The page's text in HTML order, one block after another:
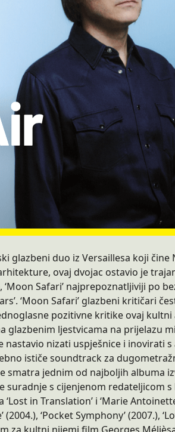
glazbeni duo iz Versaillesa koji
ovaj dvojac ostavio je
Safari’ najprepoznatljiviji po
‘Moon Safari’ glazbeni kritičari
pozitivne kritike ovaj
glazbenim ljestvicama na prijelazu
nastavio nizati uspješnice i inovirati
ističe soundtrack za
smatra jednim od najboljih albuma
suradnje s cijenjenom redateljicom
‘Lost in Translation’ i ‘Marie
(2004.), ‘Pocket Symphony’ (2007.),